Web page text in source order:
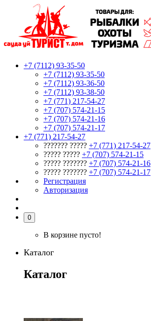
+7 (7112) 93-35-50
+7 (7112) 93-35-50
+7 (7112) 93-36-50
+7 (7112) 93-38-50
+7 (771) 217-54-27
+7 (707) 574-21-15
+7 (707) 574-21-16
+7 (707) 574-21-17
+7 (771) 217-54-27
??????? ????? +7 (771) 217-54-27
????? ????? +7 (707) 574-21-15
????? ??????? +7 (707) 574-21-16
????? ??????? +7 (707) 574-21-17
Регистрация
Авторизация
0
В корзине пусто!
Каталог
Каталог